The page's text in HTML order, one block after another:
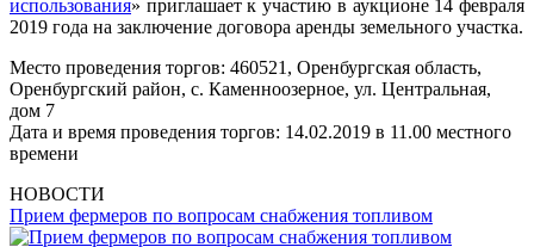
использования» приглашает к участию в аукционе 14 февраля
2019 года на заключение договора аренды земельного участка.
Место проведения торгов: 460521, Оренбургская область,
Оренбургский район, с. Каменноозерное, ул. Центральная,
дом 7
Дата и время проведения торгов: 14.02.2019 в 11.00 местного
времени
НОВОСТИ
Прием фермеров по вопросам снабжения топливом